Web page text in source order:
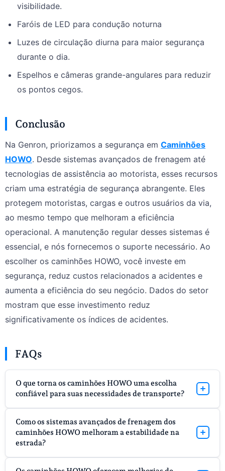
visibilidade.
Faróis de LED para condução noturna
Luzes de circulação diurna para maior segurança
durante o dia.
Espelhos e câmeras grande-angulares para reduzir
os pontos cegos.
Conclusão
Na Genron, priorizamos a segurança em Caminhões
HOWO. Desde sistemas avançados de frenagem até
tecnologias de assistência ao motorista, esses recursos
criam uma estratégia de segurança abrangente. Eles
protegem motoristas, cargas e outros usuários da via,
ao mesmo tempo que melhoram a eficiência
operacional. A manutenção regular desses sistemas é
essencial, e nós fornecemos o suporte necessário. Ao
escolher os caminhões HOWO, você investe em
segurança, reduz custos relacionados a acidentes e
aumenta a eficiência do seu negócio. Dados do setor
mostram que esse investimento reduz
significativamente os índices de acidentes.
FAQs
O que torna os caminhões HOWO uma escolha
confiável para suas necessidades de transporte?
segurança avançados, como ABS, controle eletrônico de
estabilidade e cabines reforçadas. Esses recursos
Como os sistemas avançados de frenagem dos
caminhões HOWO melhoram a estabilidade na
estrada?